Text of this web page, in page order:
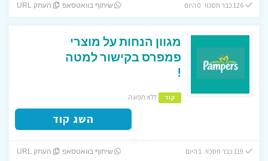
126 כבר חסכו! 0 היום שיתוף בוואטסאפ העתק URL
מגוון הנחות על מוצרי
פמפרס בקישור למטה
!
קוד ללא תפוגה
השג קוד
שיתוף בוואטסאפ העתק URL